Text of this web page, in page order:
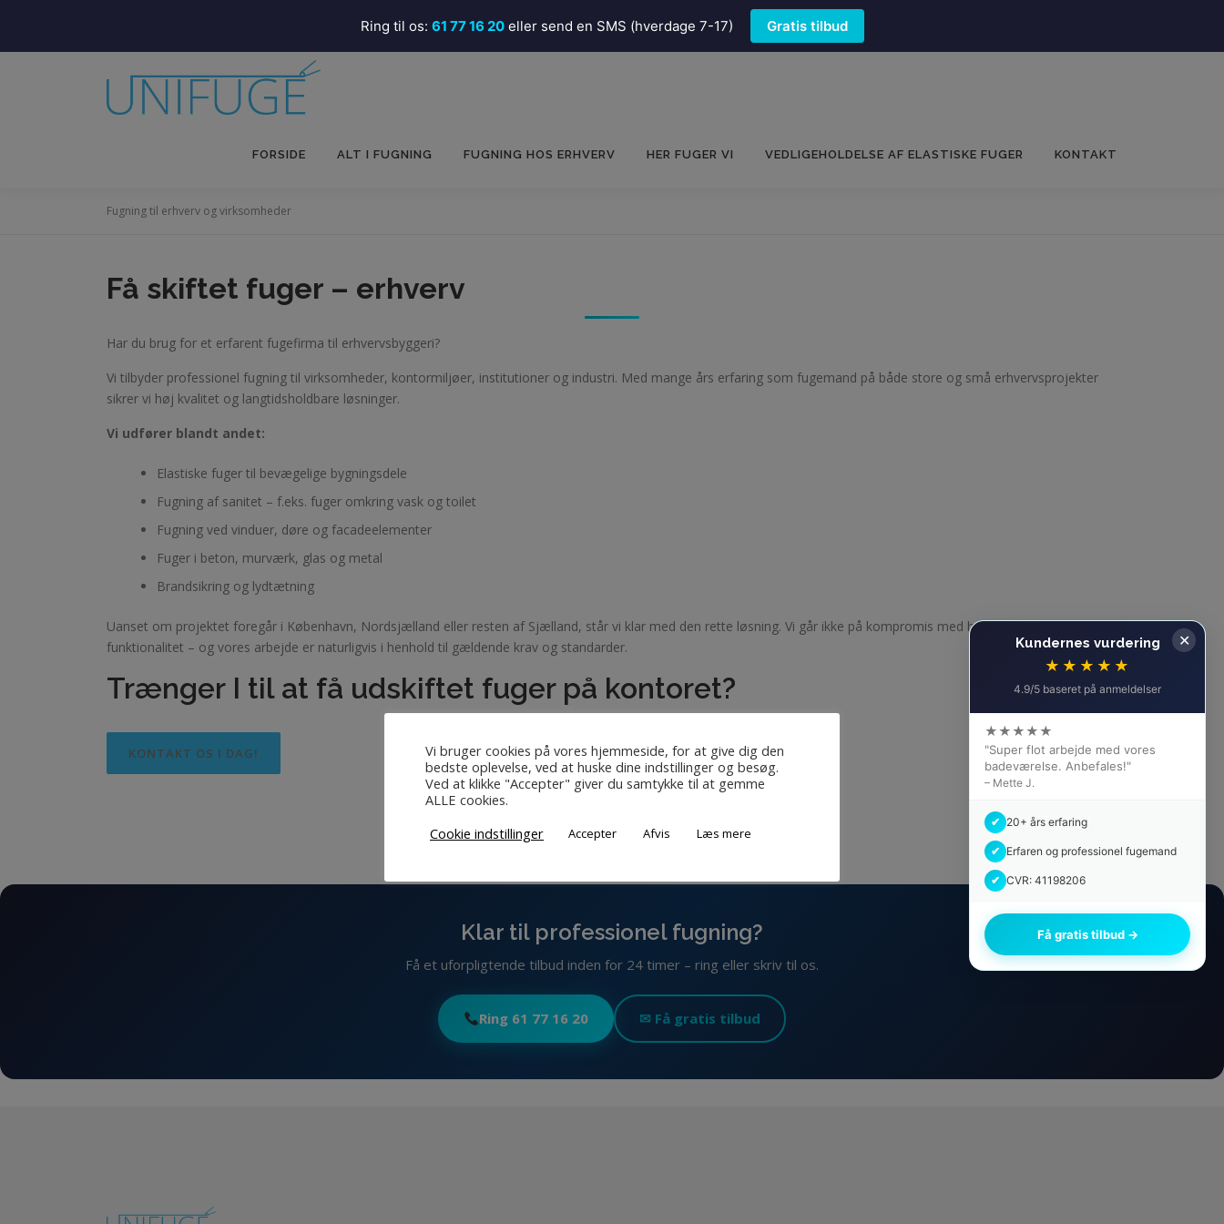
Ring til os: 61 77 16 20eller send en SMS (hverdage 7-17) Gratis tilbud
FORSIDE ALT I FUGNING FUGNING HOS ERHVERV HER FUGER VI VEDLIGEHOLDELSE AF ELASTISKE FUGER KONTAKT
Fugning til erhverv og virksomheder
Få skiftet fuger – erhverv
Har du brug for et erfarent fugefirma til erhvervsbyggeri?
Vi tilbyder professionel fugning til virksomheder, kontormiljøer, institutioner og industri. Med mange års erfaring som fugemand på både store og små erhvervsprojekter
sikrer vi høj kvalitet og langtidsholdbare løsninger.
Vi udfører blandt andet:
Elastiske fuger til bevægelige bygningsdele
Fugning af sanitet – f.eks. fuger omkring vask og toilet
Fugning ved vinduer, døre og facadeelementer
Fuger i beton, murværk, glas og metal
Brandsikring og lydtætning
Uanset om projektet foregår i København, Nordsjælland eller resten af Sjælland, står vi klar med den rette løsning. Vi går ikke på kompromis med hverken finish eller
funktionalitet – og vores arbejde er naturligvis i henhold til gældende krav og standarder.
Trænger I til at få udskiftet fuger på kontoret?
KONTAKT OS I DAG!
Klar til professionel fugning?
Få et uforpligtende tilbud inden for 24 timer – ring eller skriv til os.
Ring 61 77 16 20 ✉ Få gratis tilbud
Vi bruger cookies på vores hjemmeside, for at give dig den
bedste oplevelse, ved at huske dine indstillinger og besøg.
Ved at klikke "Accepter" giver du samtykke til at gemme
ALLE cookies.
Cookie indstillinger
Accepter Afvis Læs mere
Kundernes vurdering
★★★★★
4.9/5 baseret på anmeldelser
✕
★★★★★
"Super flot arbejde med vores
badeværelse. Anbefales!"
– Mette J.
✔ 20+ års erfaring
✔ Erfaren og professionel fugemand
✔ CVR: 41198206
Få gratis tilbud →